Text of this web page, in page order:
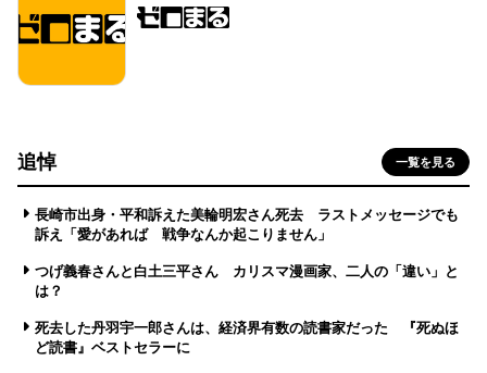
追悼 一覧を見る
長崎市出身・平和訴えた美輪明宏さん死去 ラストメッセージでも
訴え「愛があれば 戦争なんか起こりません」
つげ義春さんと白土三平さん カリスマ漫画家、二人の「違い」と
は？
死去した丹羽宇一郎さんは、経済界有数の読書家だった 『死ぬほ
ど読書』ベストセラーに